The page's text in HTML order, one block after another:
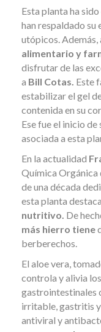
Esta planta ha
han respaldado
utópicos. Además,
alimentario y
disfrutar de las
a Bill Cotas. Este
estabilizar el gel
contenida en su
Ese fue el inicio
asociada a esta
En la actualidad
Química Orgánica
de una década
esta planta
nutritivo. De
más hierro tiene
berberechos.
El aloe vera,
controla y alivia
gastrointestinales
irritable, gastritis
antiviral y